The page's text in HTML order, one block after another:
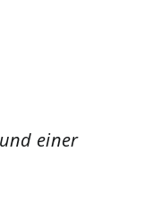
einer